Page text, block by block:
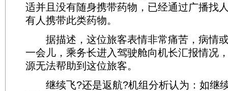
适并且没有随身携带药物，已经通过广播找
有人携带此类药物。
据描述，这位旅客表情非常痛苦，病情
一会儿，乘务长进入驾驶舱向机长汇报情况
源无法帮助到这位旅客。
继续飞?还是返航?机组分析认为：如继